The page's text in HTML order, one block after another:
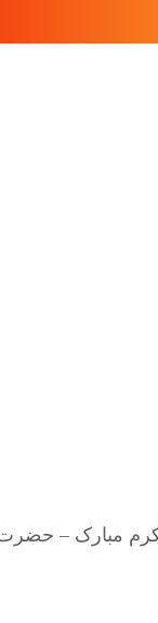
محمد (ص) در روز ۲۷ رجب